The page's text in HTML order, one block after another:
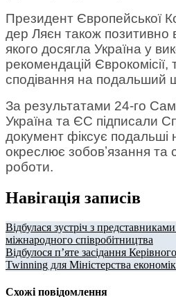
Президент Європейської
дер Ляєн також позитивно
якого досягла Україна у
рекомендацій
сподівання на подальший
За результатами 24-го
Україна та ЄС підписали
документ фіксує подальші
окреслює зобовʼязання та
роботи.
Навігація записів
Відбулася зустріч з
міжнародного співробітництва
Відбулося п’яте засідання
Twinning для Міністерства
Схожі повідомлення